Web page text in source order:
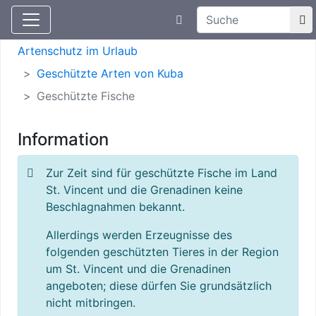
Aktuelle Meldungen
Suchtexteingabe
Artenschutz
Artenschutz im Urlaub
Geschützte Arten von Kuba
Geschützte Fische
Information
Zur Zeit sind für geschützte Fische im Land
St. Vincent und die Grenadinen keine
Beschlagnahmen bekannt.
Allerdings werden Erzeugnisse des
folgenden geschützten Tieres in der Region
um St. Vincent und die Grenadinen
angeboten; diese dürfen Sie grundsätzlich
nicht mitbringen.